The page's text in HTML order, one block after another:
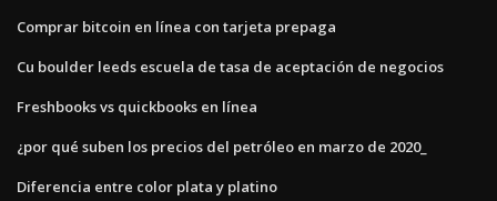
Comprar bitcoin en línea con tarjeta prepaga
Cu boulder leeds escuela de tasa de aceptación de negocios
Freshbooks vs quickbooks en línea
¿por qué suben los precios del petróleo en marzo de 2020_
Diferencia entre color plata y platino